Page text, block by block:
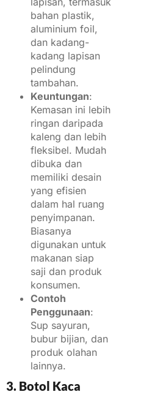
bahan plastik,
aluminium foil,
dan kadang-
kadang lapisan
pelindung
tambahan.
Keuntungan:
Kemasan ini lebih
ringan daripada
kaleng dan lebih
fleksibel. Mudah
dibuka dan
memiliki desain
yang efisien
dalam hal ruang
penyimpanan.
Biasanya
digunakan untuk
makanan siap
saji dan produk
konsumen.
Contoh
Penggunaan:
Sup sayuran,
bubur bijian, dan
produk olahan
lainnya.
3. Botol Kaca